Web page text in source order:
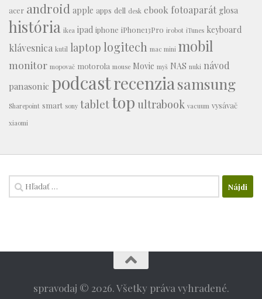
acer android apple apps dell desk ebook fotoaparát glosa
história ikea ipad iphone iPhone13Pro irobot iTunes keyboard
klávesnica kutil laptop logitech mac mini mobil
monitor mopovač motorola mouse Movie myš NAS nuki návod
panasonic podcastrecenziasamsung
Sharepoint smart sony tablettop ultrabook vacuum vysávač
xiaomi
Hľadať:
spravodaj © 2026. Všetky práva vyhradené.